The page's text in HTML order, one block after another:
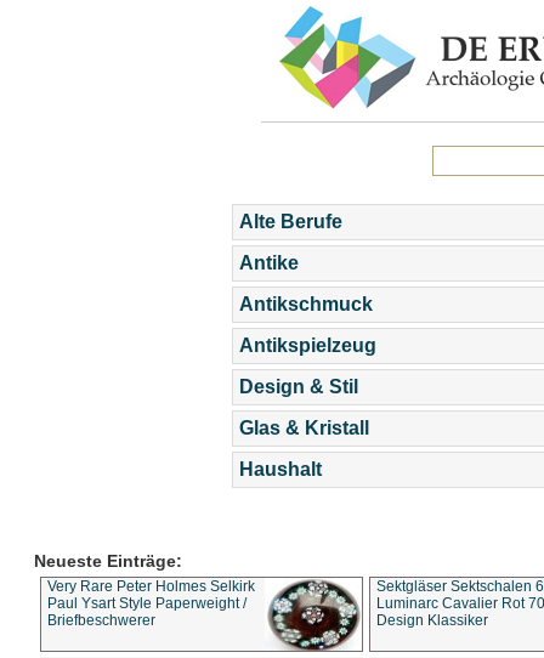
Alte Berufe
Antike
Antikschmuck
Antikspielzeug
Design & Stil
Glas & Kristall
Haushalt
Neueste Einträge:
Very Rare Peter Holmes Selkirk
Paul Ysart Style Paperweight /
Briefbeschwerer
Sektgläser Sektschalen
Luminarc Cavalier Rot
Design Klassiker